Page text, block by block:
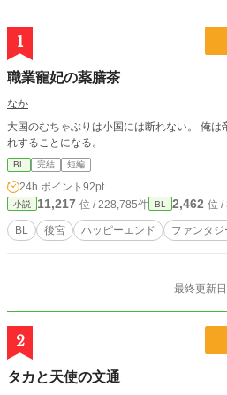
1
職業寵妃の薬膳茶
なか
大国のむちゃぶりは小国には断れない。 俺は
れすることになる。
BL 完結 短編
24h.ポイント 92pt
小説 11,217 位 / 228,785件 BL 2,462 位 /
BL 後宮 ハッピーエンド ファンタジ
最終更新
2
タカと天使の文通